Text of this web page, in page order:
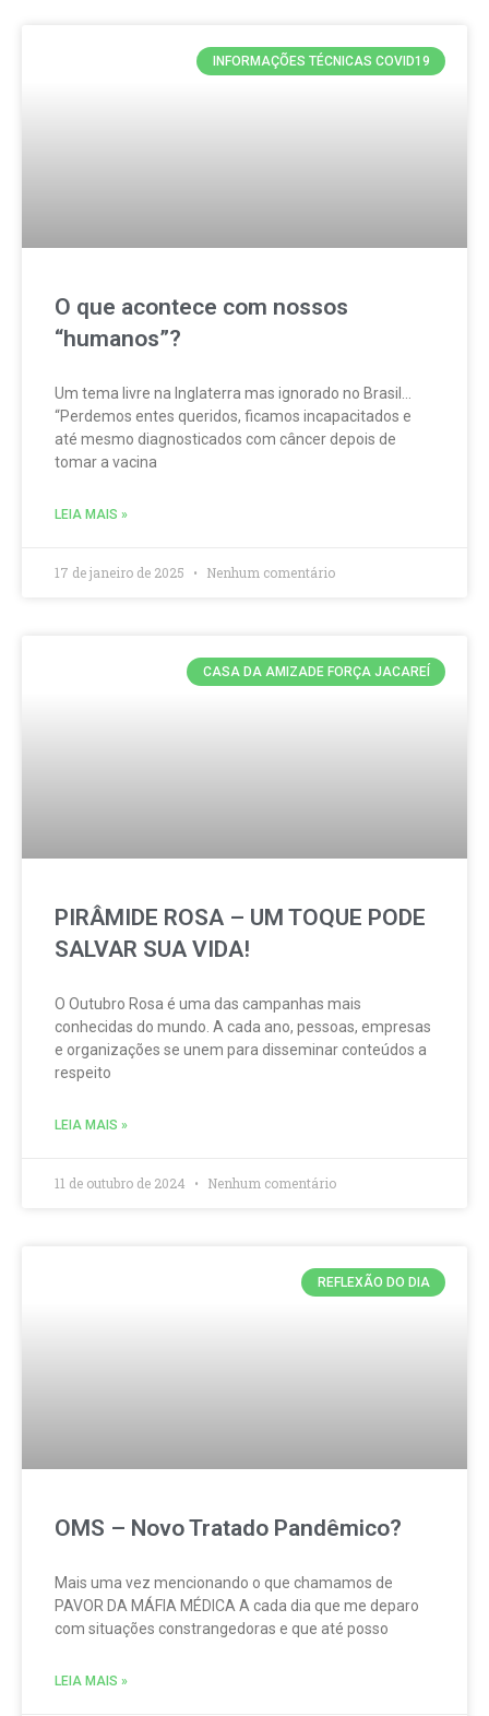
INFORMAÇÕES TÉCNICAS COVID19
O que acontece com nossos
“humanos”?
Um tema livre na Inglaterra mas ignorado no Brasil…
“Perdemos entes queridos, ficamos incapacitados e
até mesmo diagnosticados com câncer depois de
tomar a vacina
LEIA MAIS »
17 de janeiro de 2025 Nenhum comentário
CASA DA AMIZADE FORÇA JACAREÍ
PIRÂMIDE ROSA – UM TOQUE PODE
SALVAR SUA VIDA!
O Outubro Rosa é uma das campanhas mais
conhecidas do mundo. A cada ano, pessoas, empresas
e organizações se unem para disseminar conteúdos a
respeito
LEIA MAIS »
11 de outubro de 2024 Nenhum comentário
REFLEXÃO DO DIA
OMS – Novo Tratado Pandêmico?
Mais uma vez mencionando o que chamamos de
PAVOR DA MÁFIA MÉDICA A cada dia que me deparo
com situações constrangedoras e que até posso
LEIA MAIS »